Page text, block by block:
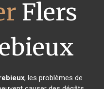
Flers
, les problèmes de